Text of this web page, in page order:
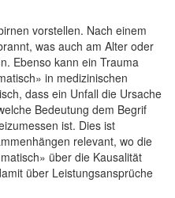
vorstellen. Nach einem
was auch am Alter oder
Ebenso kann ein Trauma
in medizinischen
dass ein Unfall die Ursache
Bedeutung dem Begrif
ist. Dies ist
relevant, wo die
über die Kausalität
über Leistungsansprüche